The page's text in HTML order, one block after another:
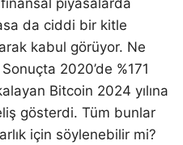
piyasalarda
da ciddi bir kitle
kabul görüyor. Ne
2020’de %171
Bitcoin 2024 yılına
gösterdi. Tüm bunlar
için söylenebilir mi?